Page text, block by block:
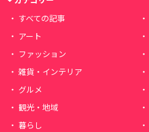
すべての記事
アート
ファッション
雑貨・インテリア
グルメ
観光・地域
暮らし